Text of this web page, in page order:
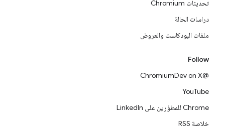
تحديثات Chromium
دراسات الحالة
ملفات البودكاست والعروض
Follow
@ChromiumDev on X
YouTube
Chrome للمطوّرين على LinkedIn
خلاصة RSS